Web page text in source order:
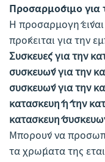
Προσαρμόσιμο για
Η προσαρμογή
πρόκειται για την
Συσκευές για την
συσκευών για την
συσκευών για την
κατασκευή ή την
κατασκευή
Μπορούν να
τα χρώματα της